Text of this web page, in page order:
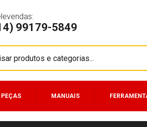
99179-5849
PEÇAS MANUAIS